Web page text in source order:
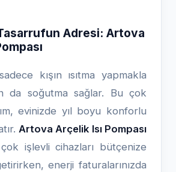
Adresi: Artova
kışın ısıtma yapmakla
da soğutma sağlar. Bu çok
evinizde yıl boyu konforlu
Artova Arçelik Isı Pompası
işlevli cihazları bütçenize
enerji faturalarınızda